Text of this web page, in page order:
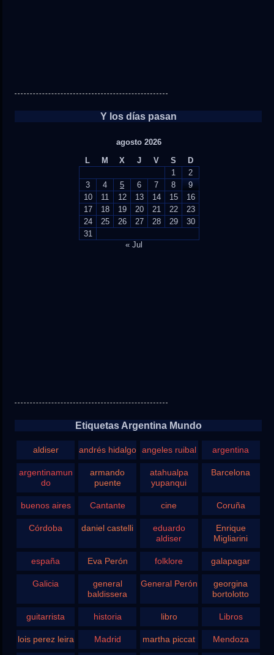
Y los días pasan
agosto 2026
L
M X J V S
D
1
2
3
4 5 6 7 8
9
10
11 12 13 14 15
16
17
18 19 20 21 22
23
24
25 26 27 28 29
30
31
« Jul
Etiquetas Argentina Mundo
aldiser andrés hidalgo angeles ruibal argentina
argentinamun
do
armando
puente
atahualpa
yupanqui
Barcelona
buenos aires Cantante cine Coruña
Córdoba daniel castelli
eduardo
aldiser
Enrique
Migliarini
españa Eva Perón folklore galapagar
Galicia
general
baldissera
General Perón
georgina
bortolotto
guitarrista historia libro Libros
lois perez leira Madrid martha piccat Mendoza